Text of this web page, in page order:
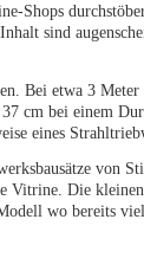
Shops
sind
Bei etwa 3
cm bei einem
eines
von
Die kleinen
wo bereits